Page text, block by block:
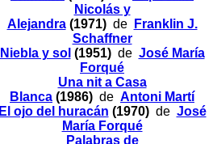
Nicolás y
Alejandra(1971) de
Franklin J.
Schaffner
Niebla y sol (1951) de José María
Forqué
Una nit a Casa
Blanca (1986) de Antoni Martí
El ojo del huracán (1970) de José
María Forqué
Palabras de